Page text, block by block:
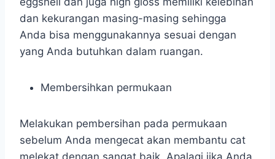
dan kekurangan masing-masing sehingga
Anda bisa menggunakannya sesuai dengan
yang Anda butuhkan dalam ruangan.
Membersihkan permukaan
Melakukan pembersihan pada permukaan
sebelum Anda mengecat akan membantu cat